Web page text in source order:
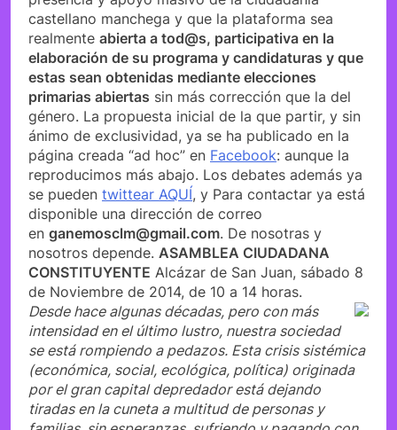
castellano manchega y que la plataforma sea
realmente abierta a tod@s, participativa en la
elaboración de su programa y candidaturas y que
estas sean obtenidas mediante elecciones
primarias abiertas sin más corrección que la del
género. La propuesta inicial de la que partir, y sin
ánimo de exclusividad, ya se ha publicado en la
página creada “ad hoc” en Facebook: aunque la
reproducimos más abajo. Los debates además ya
se pueden twittear AQUÍ, y Para contactar ya está
disponible una dirección de correo
en ganemosclm@gmail.com. De nosotras y
nosotros depende. ASAMBLEA CIUDADANA
CONSTITUYENTE Alcázar de San Juan, sábado 8
de Noviembre de 2014, de 10 a 14 horas.
Desde hace algunas décadas, pero con más
intensidad en el último lustro, nuestra sociedad
se está rompiendo a pedazos. Esta crisis sistémica
(económica, social, ecológica, política) originada
por el gran capital depredador está dejando
tiradas en la cuneta a multitud de personas y